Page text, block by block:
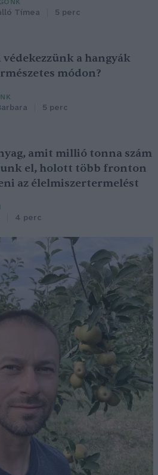
Tímea 5 perc
védekezzünk a hangyák
módon?
5 perc
amit millió tonna szám
el, holott több fronton
az élelmiszertermelést
4 perc